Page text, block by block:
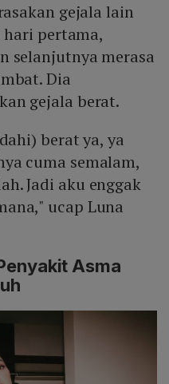
gejala lain
pertama,
selanjutnya merasa
Dia
gejala berat.
berat ya, ya
cuma semalam,
Jadi aku enggak
ucap Luna
Asma